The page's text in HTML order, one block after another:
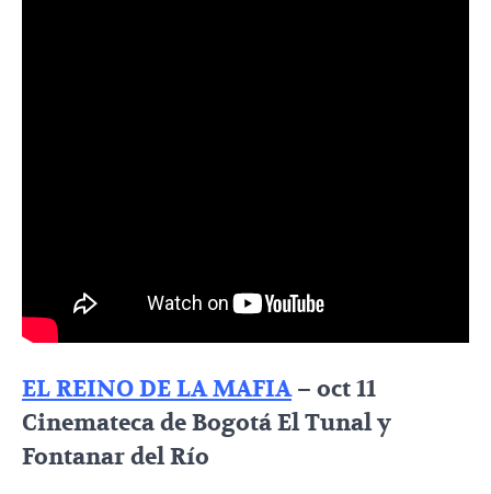
EL REINO DE LA MAFIA– oct 11
Cinemateca de Bogotá El Tunal y
Fontanar del Río